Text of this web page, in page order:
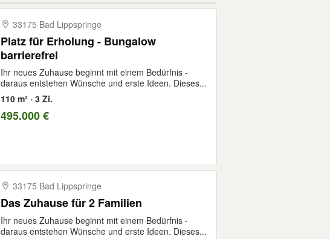
33175 Bad Lippspringe
Platz für Erholung - Bungalow
barrierefrei
Ihr neues Zuhause beginnt mit einem Bedürfnis -
daraus entstehen Wünsche und erste Ideen. Dieses...
110 m² · 3 Zi.
495.000 €
33175 Bad Lippspringe
Das Zuhause für 2 Familien
Ihr neues Zuhause beginnt mit einem Bedürfnis -
daraus entstehen Wünsche und erste Ideen. Dieses...